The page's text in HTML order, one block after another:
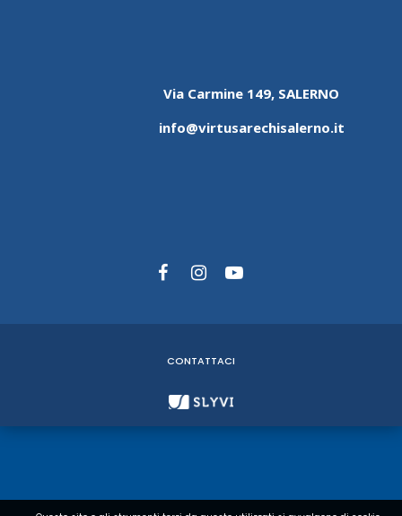
Via Carmine 149, SALERNO
info@virtusarechisalerno.it
CONTATTACI